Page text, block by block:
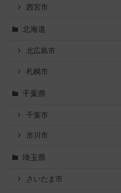
西宮市
北海道
北広島市
札幌市
千葉県
千葉市
市川市
埼玉県
さいたま市